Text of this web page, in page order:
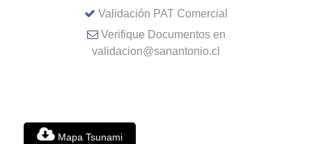
Validación PAT Comercial
Verifique Documentos en
validacion@sanantonio.cl
Mapa Tsunami